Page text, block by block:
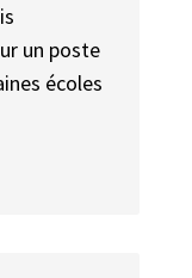
un poste
écoles